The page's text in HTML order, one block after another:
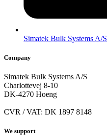
Simatek Bulk Systems A/S
Company
Simatek Bulk Systems A/S
Charlottevej 8-10
DK-4270 Hoeng
CVR / VAT: DK 1897 8148
We support